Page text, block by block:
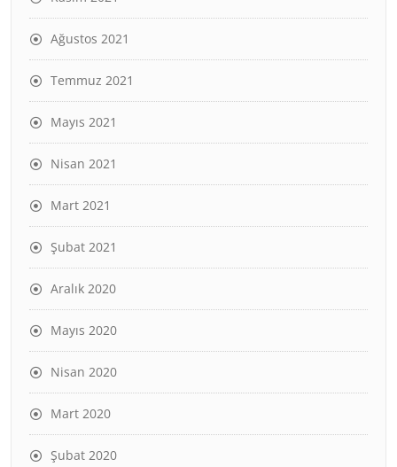
Ağustos 2021
Temmuz 2021
Mayıs 2021
Nisan 2021
Mart 2021
Şubat 2021
Aralık 2020
Mayıs 2020
Nisan 2020
Mart 2020
Şubat 2020